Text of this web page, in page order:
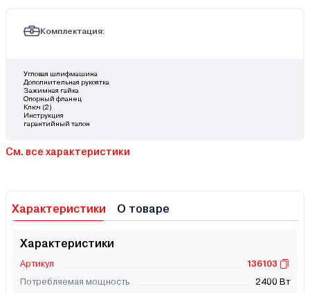
Комплектация:
Угловая шлифмашина
Дополнительная рукоятка
Зажимная гайка
Опорный фланец
Ключ (2)
Инструкция
гарантийный талон
См. все характеристики
Характеристики О товаре
Характеристики
Артикул
136103
Потребляемая мощность
2400 Вт